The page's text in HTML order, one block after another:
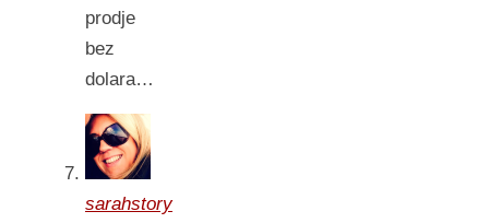
prodje
bez
dolara…
sarahstory